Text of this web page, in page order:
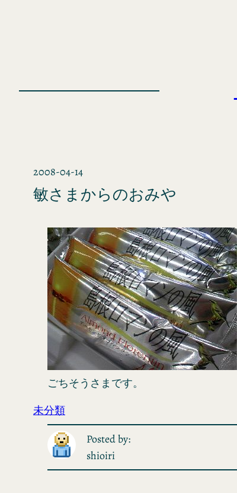
2008-04-14
敏さまからのおみや
ごちそうさまです。
未分類
Posted by:
shioiri